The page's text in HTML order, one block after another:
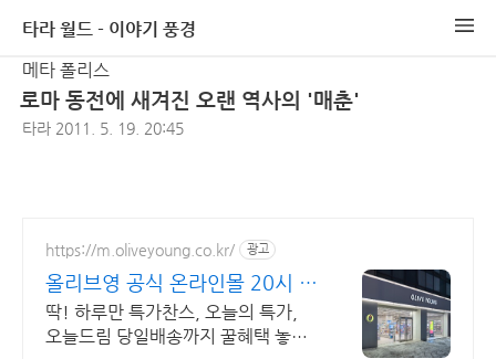
타라 월드 - 이야기 풍경
메타 폴리스
로마 동전에 새겨진 오랜 역사의 '매춘'
타라 2011. 5. 19. 20:45
https://m.oliveyoung.co.kr/ 광고
올리브영 공식 온라인몰 20시 이
전 주문은 오늘드림
딱! 하루만 특가찬스, 오늘의 특가,
오늘드림 당일배송까지 꿀혜택 놓치